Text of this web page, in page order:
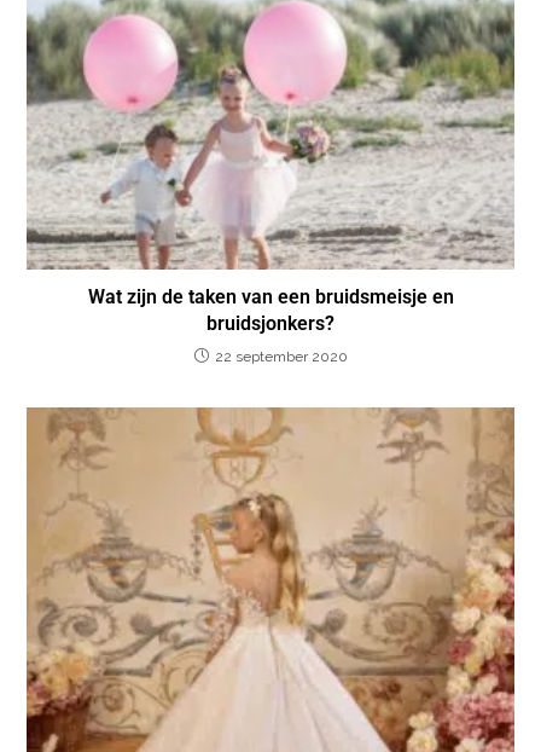
Wat zijn de taken van een bruidsmeisje en
bruidsjonkers?
22 september 2020